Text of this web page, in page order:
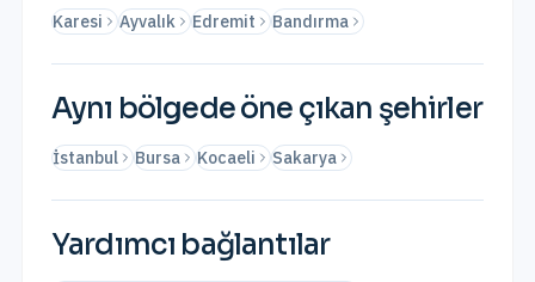
Karesi Ayvalık Edremit Bandırma
Aynı bölgede öne çıkan şehirler
İstanbul Bursa Kocaeli Sakarya
Yardımcı bağlantılar